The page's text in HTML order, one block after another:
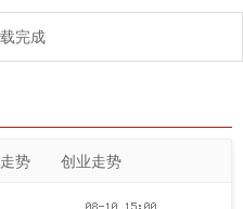
完成
势 创业走势